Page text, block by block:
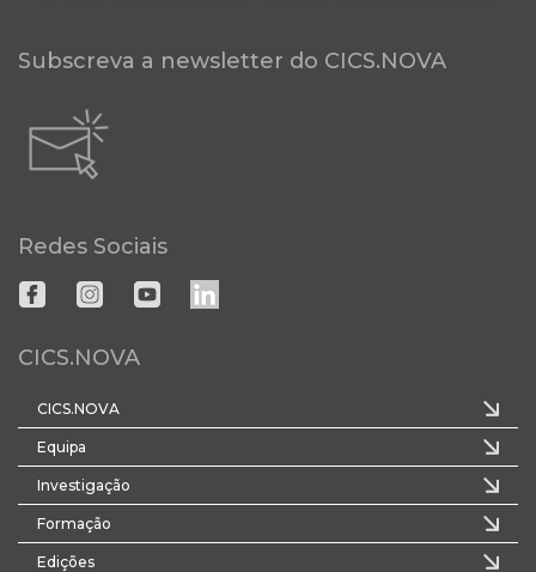
Subscreva a newsletter do CICS.NOVA
Redes Sociais
CICS.NOVA
CICS.NOVA
Equipa
Investigação
Formação
Edições